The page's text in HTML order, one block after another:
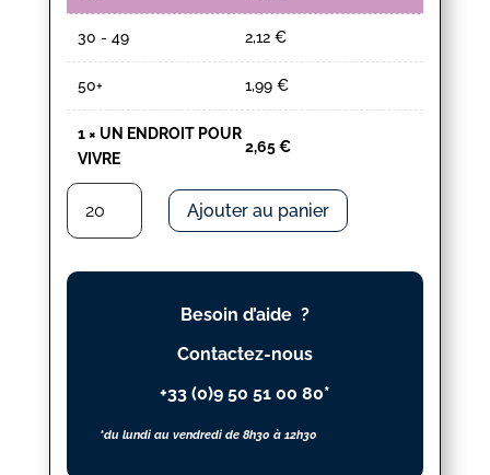
30 - 49 2,12 €
50+ 1,99 €
1× UN ENDROIT POUR
VIVRE
2,65€
quantité
UN
ENDROIT
Ajouter au panier
Besoin d’aide ?
Contactez-nous
+33 (0)9 50 51 00 80*
*du lundi au vendredi de 8h30 à 12h30